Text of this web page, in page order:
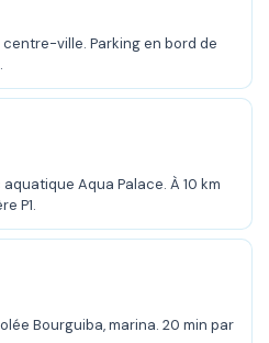
ville. Parking en bord de
Aqua Palace. À 10 km
P1.
Bourguiba, marina. 20 min par